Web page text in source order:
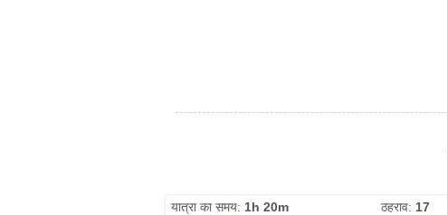
यात्रा का समय: 1h 20m ठहराव: 17